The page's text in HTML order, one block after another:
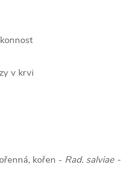
v krvi
kořen - Rad. salviae -